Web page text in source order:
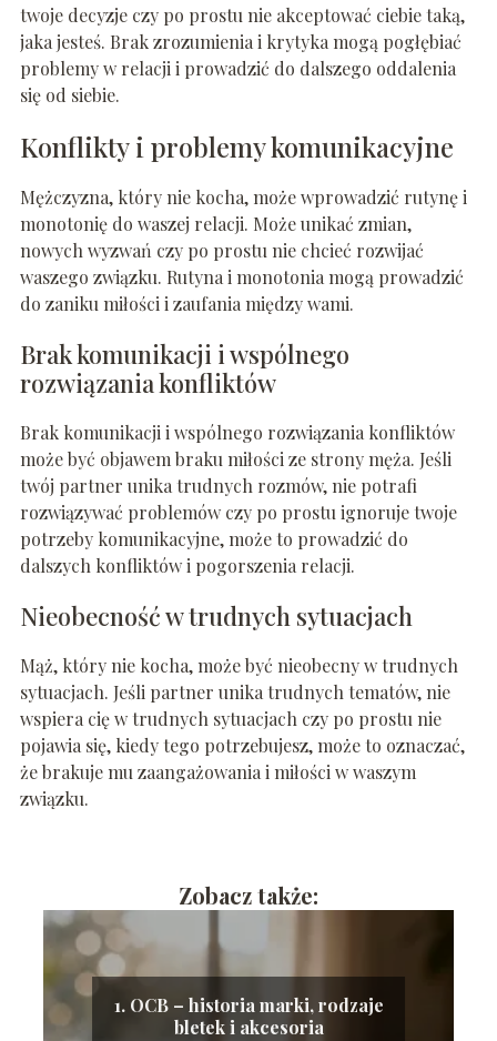
twoje decyzje czy po prostu nie akceptować ciebie taką,
jaka jesteś. Brak zrozumienia i krytyka mogą pogłębiać
problemy w relacji i prowadzić do dalszego oddalenia
się od siebie.
Konflikty i problemy komunikacyjne
Mężczyzna, który nie kocha, może wprowadzić rutynę i
monotonię do waszej relacji. Może unikać zmian,
nowych wyzwań czy po prostu nie chcieć rozwijać
waszego związku. Rutyna i monotonia mogą prowadzić
do zaniku miłości i zaufania między wami.
Brak komunikacji i wspólnego
rozwiązania konfliktów
Brak komunikacji i wspólnego rozwiązania konfliktów
może być objawem braku miłości ze strony męża. Jeśli
twój partner unika trudnych rozmów, nie potrafi
rozwiązywać problemów czy po prostu ignoruje twoje
potrzeby komunikacyjne, może to prowadzić do
dalszych konfliktów i pogorszenia relacji.
Nieobecność w trudnych sytuacjach
Mąż, który nie kocha, może być nieobecny w trudnych
sytuacjach. Jeśli partner unika trudnych tematów, nie
wspiera cię w trudnych sytuacjach czy po prostu nie
pojawia się, kiedy tego potrzebujesz, może to oznaczać,
że brakuje mu zaangażowania i miłości w waszym
związku.
Zobacz także:
1. OCB – historia marki, rodzaje
bletek i akcesoria